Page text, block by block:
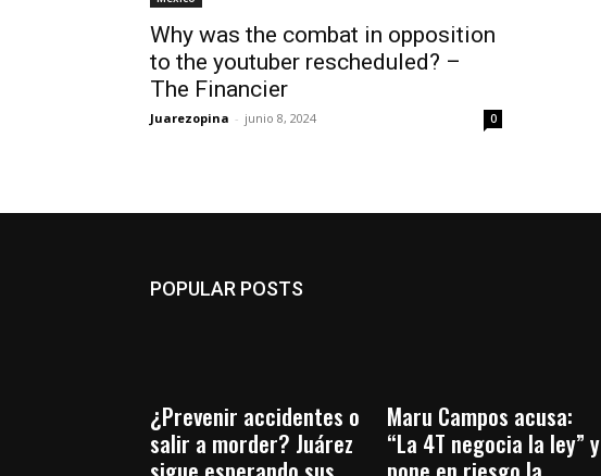
Why was the combat in opposition
to the youtuber rescheduled? –
The Financier
Juarezopina - junio 8, 2024 0
POPULAR POSTS
¿Prevenir accidentes o
salir a morder? Juárez
Maru Campos acusa:
“La 4T negocia la ley” y